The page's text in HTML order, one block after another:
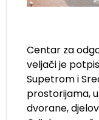
Centar za
veljači je
Supetrom i
prostorijama,
dvorane,